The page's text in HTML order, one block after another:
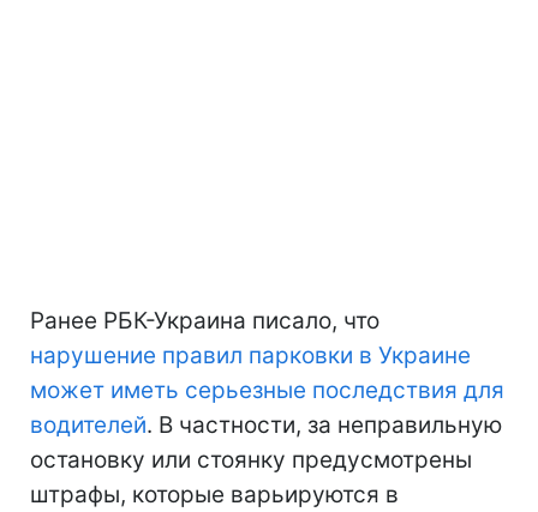
Ранее РБК-Украина писало, что
нарушение правил парковки в Украине
может иметь серьезные последствия для
водителей. В частности, за неправильную
остановку или стоянку предусмотрены
штрафы, которые варьируются в